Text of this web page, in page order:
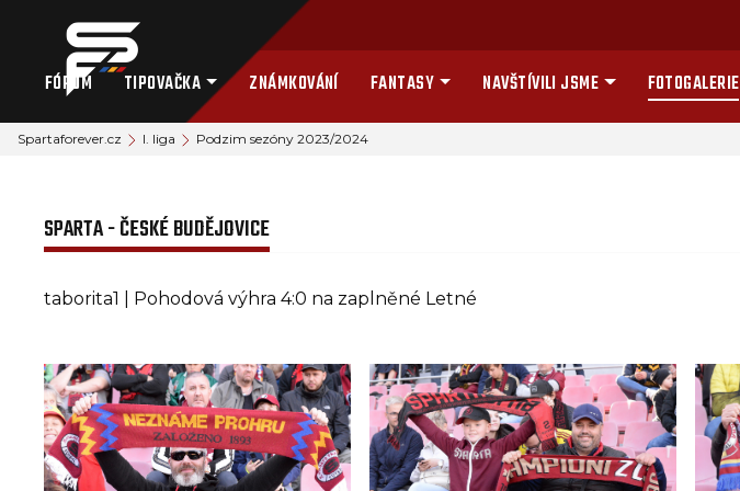
FÓRUM TIPOVAČKA ZNÁMKOVÁNÍ FANTASY NAVŠTÍVILI JSME FOTOGALERIE
Spartaforever.cz I. liga Podzim sezóny 2023/2024
SPARTA - ČESKÉ BUDĚJOVICE
taborita1 | Pohodová výhra 4:0 na zaplněné Letné